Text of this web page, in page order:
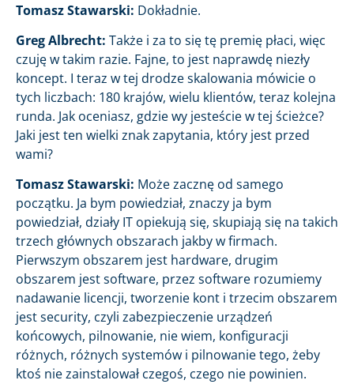
Tomasz Stawarski: Dokładnie.
Greg Albrecht: Także i za to się tę premię płaci, więc
czuję w takim razie. Fajne, to jest naprawdę niezły
koncept. I teraz w tej drodze skalowania mówicie o
tych liczbach: 180 krajów, wielu klientów, teraz kolejna
runda. Jak oceniasz, gdzie wy jesteście w tej ścieżce?
Jaki jest ten wielki znak zapytania, który jest przed
wami?
Tomasz Stawarski: Może zacznę od samego
początku. Ja bym powiedział, znaczy ja bym
powiedział, działy IT opiekują się, skupiają się na takich
trzech głównych obszarach jakby w firmach.
Pierwszym obszarem jest hardware, drugim
obszarem jest software, przez software rozumiemy
nadawanie licencji, tworzenie kont i trzecim obszarem
jest security, czyli zabezpieczenie urządzeń
końcowych, pilnowanie, nie wiem, konfiguracji
różnych, różnych systemów i pilnowanie tego, żeby
ktoś nie zainstalował czegoś, czego nie powinien.